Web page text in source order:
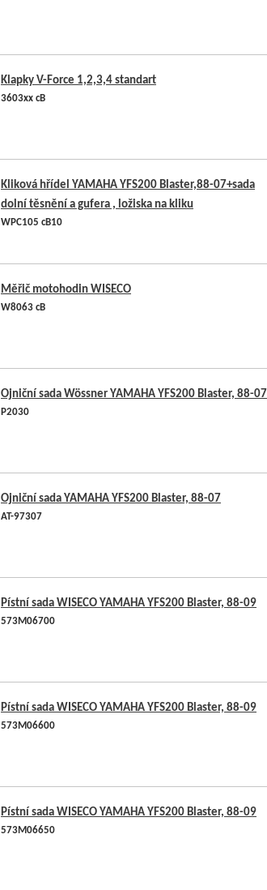
Klapky V-Force 1,2,3,4 standart
3603xx cB
Kliková hřídel YAMAHA YFS200 Blaster,88-07+sada
dolní těsnění a gufera , ložiska na kliku
WPC105 cB10
Měřič motohodin WISECO
W8063 cB
Ojniční sada Wössner YAMAHA YFS200 Blaster, 88-07
P2030
Ojniční sada YAMAHA YFS200 Blaster, 88-07
AT-97307
Pístní sada WISECO YAMAHA YFS200 Blaster, 88-09
573M06700
Pístní sada WISECO YAMAHA YFS200 Blaster, 88-09
573M06600
Pístní sada WISECO YAMAHA YFS200 Blaster, 88-09
573M06650